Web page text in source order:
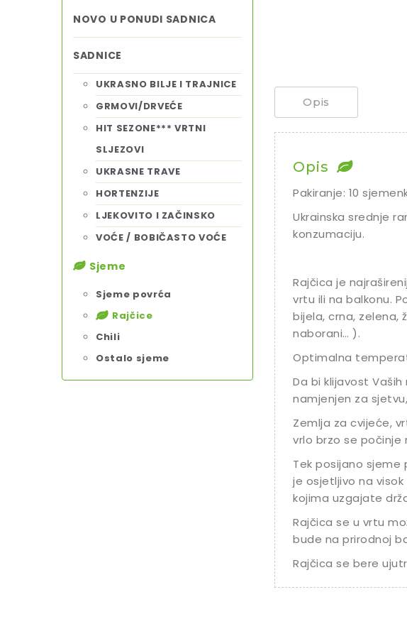
NOVO U PONUDI SADNICA
SADNICE
UKRASNO BILJE I TRAJNICE
GRMOVI/DRVEĆE
HIT SEZONE*** VRTNI
SLJEZOVI
UKRASNE TRAVE
HORTENZIJE
LJEKOVITO I ZAČINSKO
VOĆE / BOBIČASTO VOĆE
Sjeme
Sjeme povrća
Rajčice
Chili
Ostalo sjeme
Opis
Opis
Pakiranje: 10
Ukrainska srednje
konzumaciju.
Rajčica je
vrtu ili na balkonu.
bijela, crna, zelena,
naborani… ).
Optimalna
Da bi klijavost
namjenjen za
Zemlja za cvijeće,
vrlo brzo se počinje
Tek posijano sjeme
je osjetljivo na
kojima uzgajate
Rajčica se u vrtu
bude na prirodnoj
Rajčica se bere